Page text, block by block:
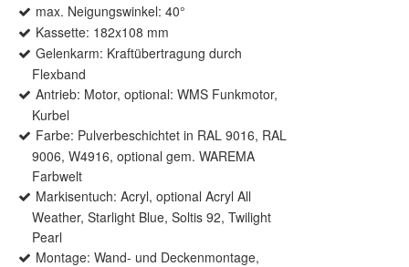
max. Neigungswinkel: 40°
Kassette: 182x108 mm
Gelenkarm: Kraftübertragung durch
Flexband
Antrieb: Motor, optional: WMS Funkmotor,
Kurbel
Farbe: Pulverbeschichtet in RAL 9016, RAL
9006, W4916, optional gem. WAREMA
Farbwelt
Markisentuch: Acryl, optional Acryl All
Weather, Starlight Blue, Soltis 92, Twilight
Pearl
Montage: Wand- und Deckenmontage,